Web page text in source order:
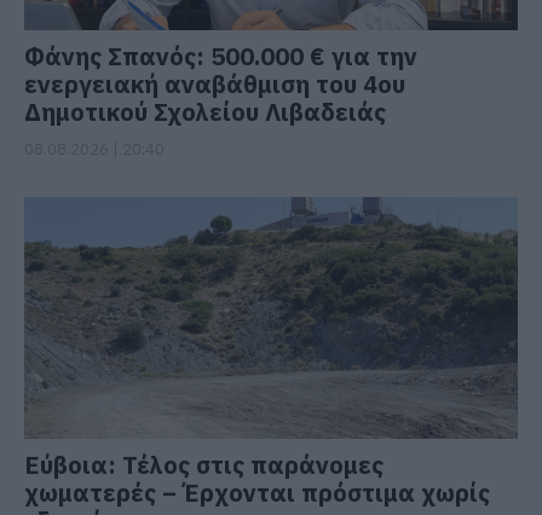
Φάνης Σπανός: 500.000 € για την
ενεργειακή αναβάθμιση του 4ου
Δημοτικού Σχολείου Λιβαδειάς
Εύβοια: Τέλος στις παράνομες
χωματερές – Έρχονται πρόστιμα χωρίς